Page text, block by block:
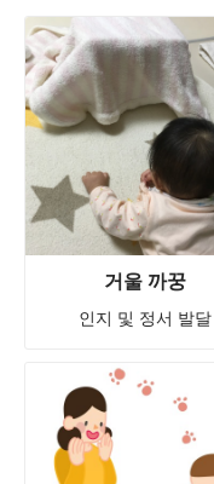
거울 까꿍
인지 및 정서 발달